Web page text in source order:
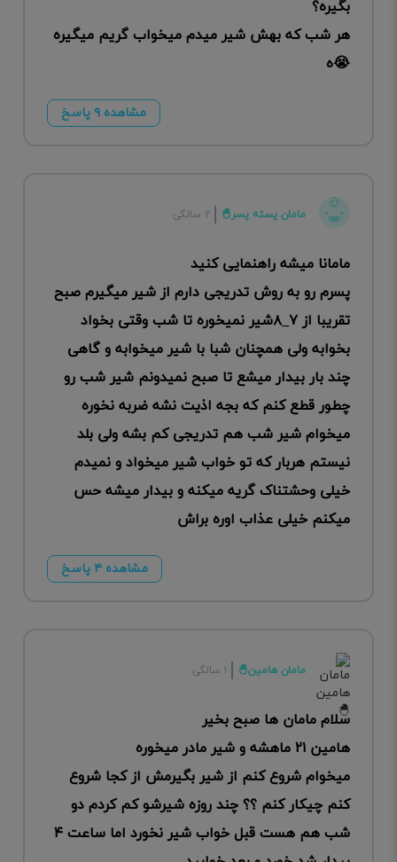
بگیره؟
هر شب که بهش شیر میدم میخواب گریم میگیره
😭ه
مشاهده ۹ پاسخ
مامان پسته پسر🐣 ۲ سالگی
مامانا میشه راهنمایی کنید
پسرم رو به روش تدریجی دارم از شیر میگیرم صبح
تقریبا از ۷_۸شیر نمیخوره تا شب وقتی بخواد
بخوابه ولی همچنان شبا با شیر میخوابه و گاهی
چند بار بیدار میشع تا صبح نمیدونم شیر شب رو
چطور قطع کنم که بجه اذیت نشه ضربه نخوره
میخوام شیر شب هم تدریجی کم بشه ولی بلد
نیستم هربار که تو خواب شیر میخواد و نمیدم
خیلی وحشتناک گریه میکنه و بیدار میشه حس
میکنم خیلی عذاب اوره براش
مشاهده ۴ پاسخ
مامان هامین🐣 ۱ سالگی
سلام مامان ها صبح بخیر
هامین ۲۱ ماهشه و شیر مادر میخوره
میخوام شروع کنم از شیر بگیرمش از کجا شروع
کنم چیکار کنم ؟؟ چند روزه شیرشو کم کردم دو
شب هم هست قبل خواب شیر نخورد اما ساعت ۴